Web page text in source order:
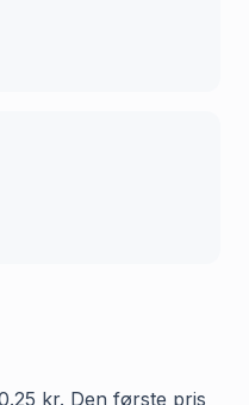
kr. Den første pris